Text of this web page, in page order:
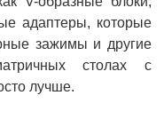
адаптеры, которые
зажимы и другие
столах с
лучше.